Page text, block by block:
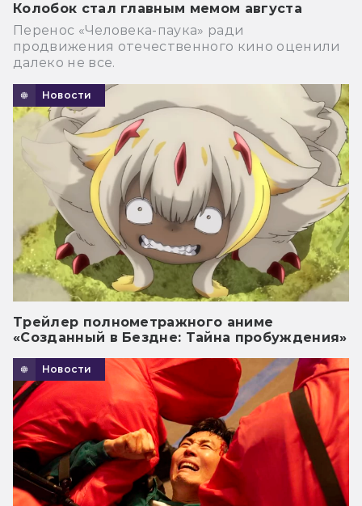
Колобок стал главным мемом августа
Перенос «Человека-паука» ради
продвижения отечественного кино оценили
далеко не все.
Новости
Трейлер полнометражного аниме
«Созданный в Бездне: Тайна пробуждения»
Новости